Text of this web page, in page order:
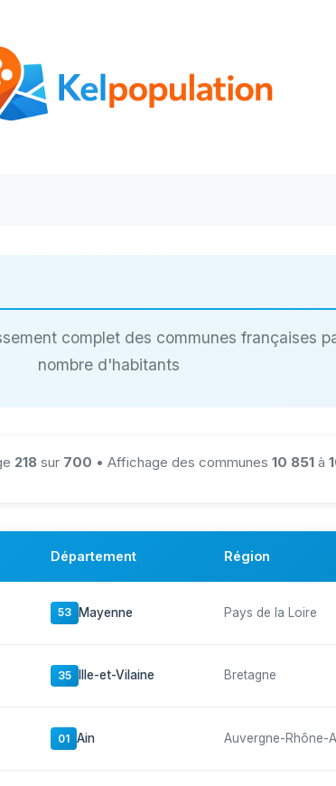
complet des communes françaises
nombre d'habitants
218sur 700 • Affichage des communes 10 851à
Département Région
53 Mayenne Pays de la Loire
35 Ille-et-Vilaine Bretagne
01 Ain Auvergne-Rhône-